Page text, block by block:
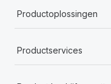
Productoplossingen
Productservices